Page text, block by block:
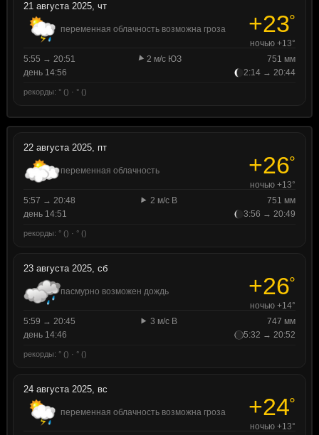
21 августа 2025, чт
переменная облачность возможна гроза +23°
ночью +13°
5:55 → 20:51
2 м/с ЮЗ
751 мм
день 14:56
2:14 → 20:44
рекорды: ° () · ° ()
22 августа 2025, пт
переменная облачность +26°
ночью +13°
5:57 → 20:48
2 м/с В
751 мм
день 14:51
3:56 → 20:49
рекорды: ° () · ° ()
23 августа 2025, сб
пасмурно возможен дождь +26°
ночью +14°
5:59 → 20:45
3 м/с В
747 мм
день 14:46
5:32 → 20:52
рекорды: ° () · ° ()
24 августа 2025, вс
переменная облачность возможна гроза +24°
ночью +13°